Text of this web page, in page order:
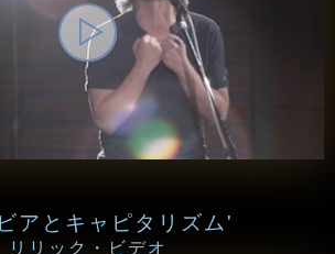
アとキャピタリズム'
リリック・ビデオ